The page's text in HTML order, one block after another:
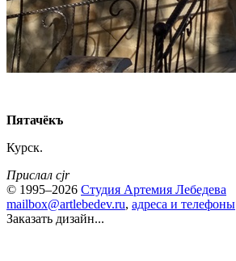
Пятачёкъ
Курск.
Прислал cjr
© 1995–2026 Студия Артемия Лебедева
mailbox@artlebedev.ru, адреса и телефоны
Заказать дизайн...